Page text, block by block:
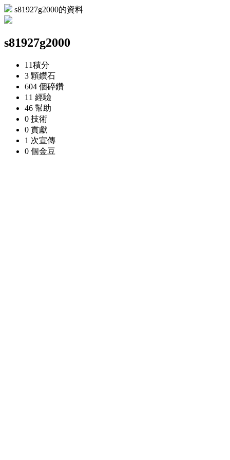
s81927g2000的資料
s81927g2000
11積分
3 顆鑽石
604 個碎鑽
11 經驗
46 幫助
0 技術
0 貢獻
1 次宣傳
0 個金豆